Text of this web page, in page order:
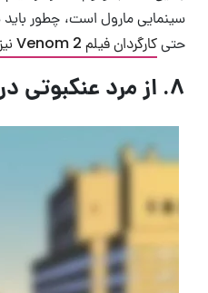
سینمایی مارول است، چطور باید
حتیکارگردان فیلم Venom 2 نیز خود جریان بهم رسیدن این دو شخصیت را تایید کرده است
۸. از مرد عنکبوتی در فیلم Venom 2 نام برده شود